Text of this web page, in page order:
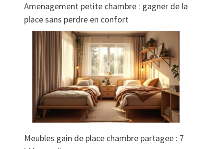
Amenagement petite chambre : gagner de la
place sans perdre en confort
Meubles gain de place chambre partagee : 7